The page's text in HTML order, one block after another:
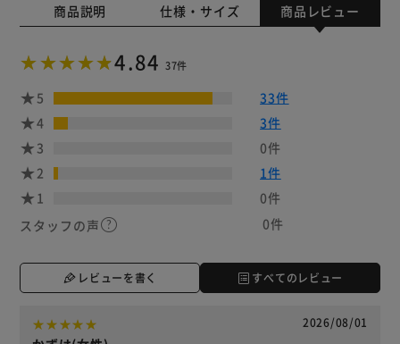
商品説明 仕様・サイズ 商品レビュー
4.84 37件
5
33件
4
3件
3
0件
2
1件
1
0件
スタッフの声
0件
レビューを書く すべてのレビュー
2026/08/01